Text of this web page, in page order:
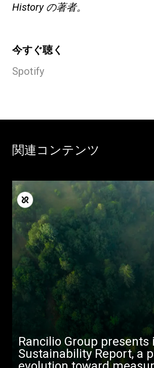
History の著者。
今すぐ聴く
Spotify
関連コンテンツ
Rancilio Group presents
Sustainability Report, a